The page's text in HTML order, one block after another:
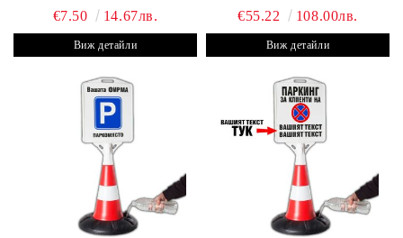
€7.50
14.67лв.
Виж детайли
КЛИЕНТИ
€55.22 108.00лв.
Виж детайли